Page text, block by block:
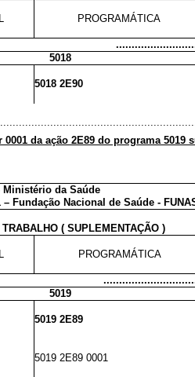
PROGRAMÁTICA
5018
5018 2E90
0001 da ação 2E89 do programa 5019
Ministério da Saúde
– Fundação Nacional de Saúde -
( SUPLEMENTAÇÃO )
PROGRAMÁTICA
5019
5019 2E89
5019 2E89 0001